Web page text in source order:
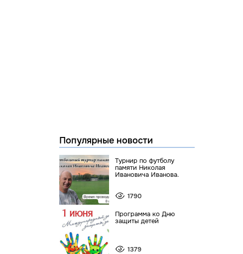
Популярные новости
Турнир по футболу
памяти Николая
Ивановича Иванова.
1790
Программа ко Дню
защиты детей
1379